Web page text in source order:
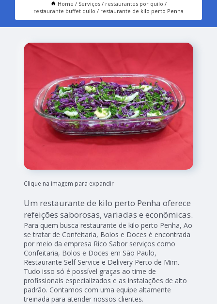
Home Serviços
restaurantes por quilo
restaurante buffet quilo
restaurante de kilo perto Penha
Clique na imagem para expandir
Um restaurante de kilo perto Penha oferece
refeições saborosas, variadas e econômicas.
Para quem busca restaurante de kilo perto Penha, Ao
se tratar de Confeitaria, Bolos e Doces é encontrada
por meio da empresa Rico Sabor serviços como
Confeitaria, Bolos e Doces em São Paulo,
Restaurante Self Service e Delivery Perto de Mim.
Tudo isso só é possível graças ao time de
profissionais especializados e as instalações de alto
padrão. Contamos com uma equipe altamente
treinada para atender nossos clientes.